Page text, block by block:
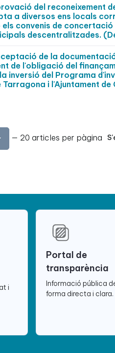
del reconeixement
a diversos ens locals
convenis de
descentralitzades.
de la
de l'obligació del
inversió del Programa
Tarragona i l'Ajuntament
— 20 articles per pàgina
i
Portal de
transparència
Informació pública
forma directa i clara.